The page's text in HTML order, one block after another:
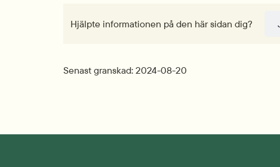
Hjälpte informationen på den här sidan dig?
Senast granskad: 2024-08-20